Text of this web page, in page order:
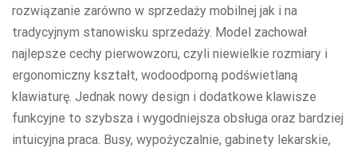
rozwiązanie zarówno w sprzedaży mobilnej jak i na
tradycyjnym stanowisku sprzedaży. Model zachował
najlepsze cechy pierwowzoru, czyli niewielkie rozmiary i
ergonomiczny kształt, wodoodporną podświetlaną
klawiaturę. Jednak nowy design i dodatkowe klawisze
funkcyjne to szybsza i wygodniejsza obsługa oraz bardziej
intuicyjna praca. Busy, wypożyczalnie, gabinety lekarskie,